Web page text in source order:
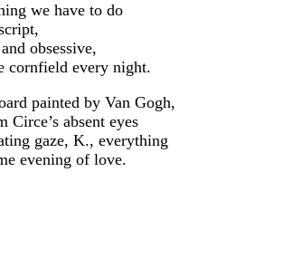
we have to do
obsessive,
cornfield every night.
painted by Van Gogh,
Circe’s absent eyes
gaze, K., everything
evening of love.